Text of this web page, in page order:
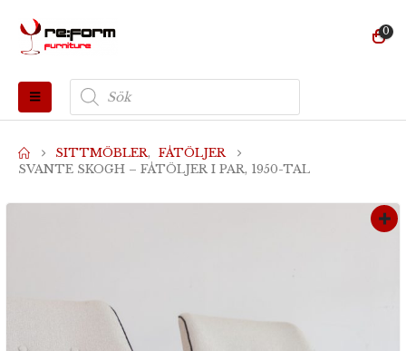
0
Produktsökning
SITTMÖBLER, FÅTÖLJER
SVANTE SKOGH – FÅTÖLJER I PAR, 1950-TAL